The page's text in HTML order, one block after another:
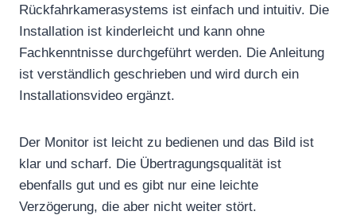
Rückfahrkamerasystems ist einfach und intuitiv. Die
Installation ist kinderleicht und kann ohne
Fachkenntnisse durchgeführt werden. Die Anleitung
ist verständlich geschrieben und wird durch ein
Installationsvideo ergänzt.
Der Monitor ist leicht zu bedienen und das Bild ist
klar und scharf. Die Übertragungsqualität ist
ebenfalls gut und es gibt nur eine leichte
Verzögerung, die aber nicht weiter stört.